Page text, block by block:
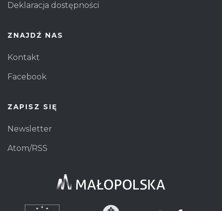
Deklaracja dostępności
ZNAJDŹ NAS
Kontakt
Facebook
ZAPISZ SIĘ
Newsletter
Atom/RSS